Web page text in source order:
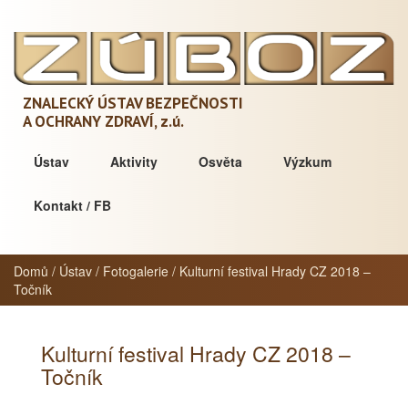
ZNALECKÝ ÚSTAV BEZPEČNOSTI
A OCHRANY ZDRAVÍ,z.ú.
Ústav Aktivity Osvěta Výzkum
Kontakt / FB
Domů / Ústav / Fotogalerie / Kulturní festival Hrady CZ 2018 –
Točník
Kulturní festival Hrady CZ 2018 –
Točník